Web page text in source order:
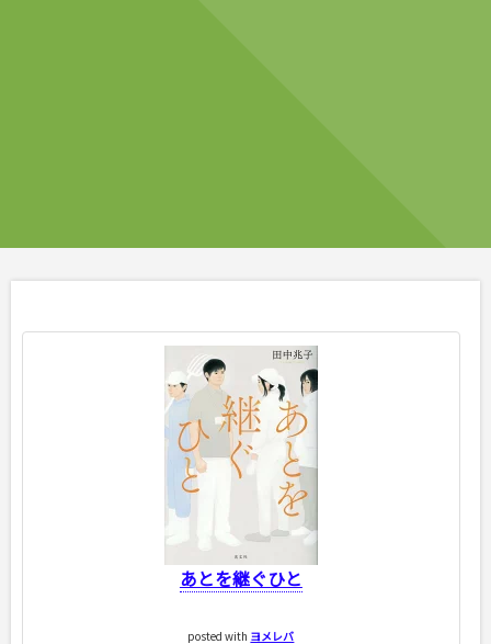
あとを継ぐひと
posted with ヨメレバ